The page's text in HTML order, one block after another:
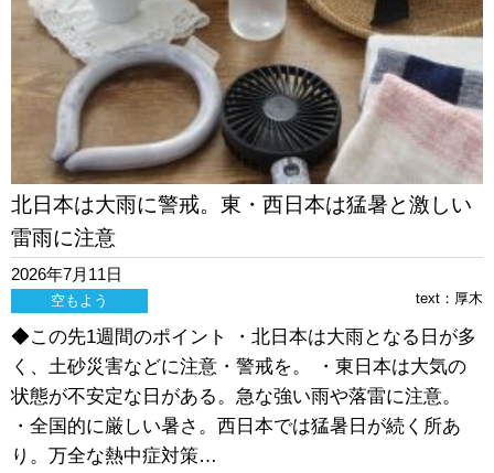
北日本は大雨に警戒。東・西日本は猛暑と激しい
雷雨に注意
2026年7月11日
空もよう text： 厚木
◆この先1週間のポイント ・北日本は大雨となる日が多
く、土砂災害などに注意・警戒を。 ・東日本は大気の
状態が不安定な日がある。急な強い雨や落雷に注意。
・全国的に厳しい暑さ。西日本では猛暑日が続く所あ
り。万全な熱中症対策…